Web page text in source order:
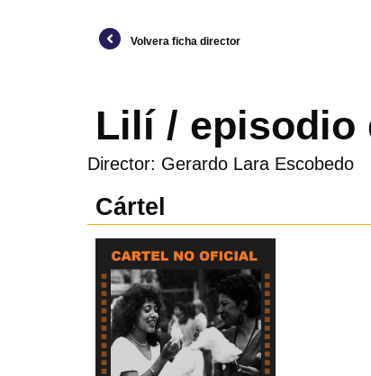
Volvera ficha director
Lilí / episodio
Director: Gerardo Lara Escobedo
Cártel